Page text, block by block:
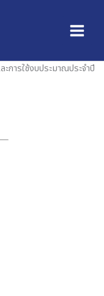
การใช้งบประมาณประจำปี